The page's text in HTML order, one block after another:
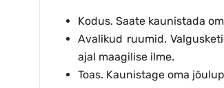
Kodus. Saate kaunistada
Avalikud ruumid.
ajal maagilise ilme.
Toas. Kaunistage oma